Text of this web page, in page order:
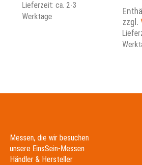
Lieferzeit: ca. 2-3
Werktage
zzgl.
Messen, die wir besuchen
unsere EinsSein-Messen
Händler & Hersteller